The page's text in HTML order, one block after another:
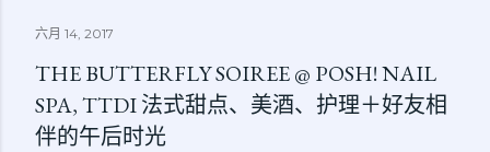
六月 14, 2017
THE BUTTERFLY SOIREE @ POSH! NAIL
SPA, TTDI 法式甜点、美酒、护理＋好友相
伴的午后时光